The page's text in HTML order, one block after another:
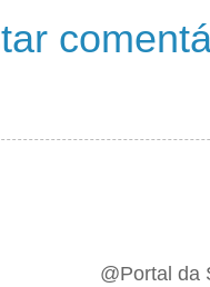
@Portal da